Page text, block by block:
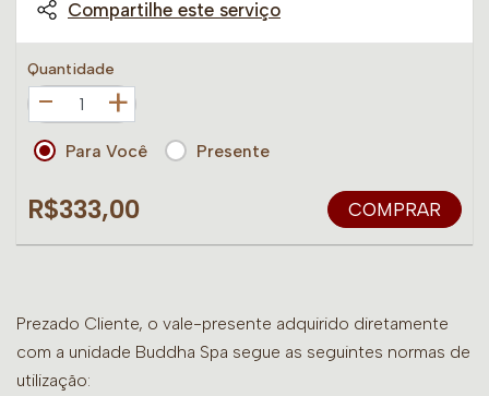
Compartilhe este serviço
Quantidade
+
Para Você Presente
R$333,00 COMPRAR
Prezado Cliente, o vale-presente adquirido diretamente
com a unidade Buddha Spa segue as seguintes normas de
utilização: